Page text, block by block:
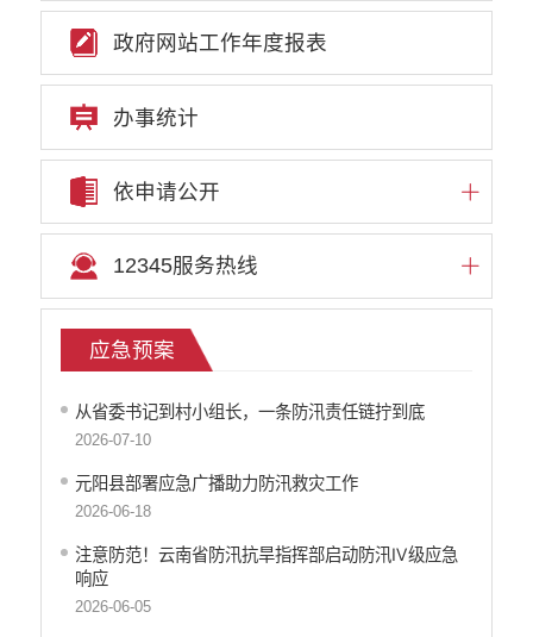
财务信息
公安司法
规划计划
财政预决算
公务员招录
公共资源配置
重大决策预公开
重大决策听证事项
权责清单
行政事项
部门信息公开基本目录
重点领域责任部门信息公开
政府网站工作年度报表
办事统计
依申请公开
12345服务热线
应急预案
从省委书记到村小组长，一条防汛责任链拧到底
2026-07-10
元阳县部署应急广播助力防汛救灾工作
2026-06-18
注意防范！云南省防汛抗旱指挥部启动防汛Ⅳ级应急
响应
2026-06-05